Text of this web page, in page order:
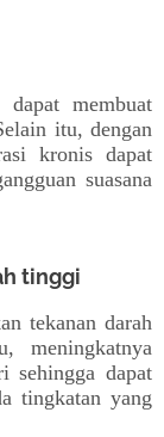
membuat
itu, dengan
kronis dapat
suasana
tinggi
tekanan darah
meningkatnya
sehingga dapat
tingkatan yang